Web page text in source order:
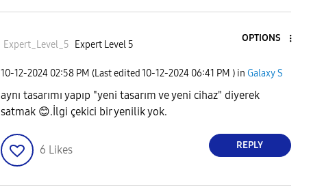
Expert_Level_5 Expert Level 5
OPTIONS
‎10-12-2024 02:58 PM (Last edited ‎10-12-2024 06:41 PM ) in Galaxy S
aynı tasarımı yapıp "yeni tasarım ve yeni cihaz" diyerek
satmak 😊.İlgi çekici bir yenilik yok.
6 Likes REPLY